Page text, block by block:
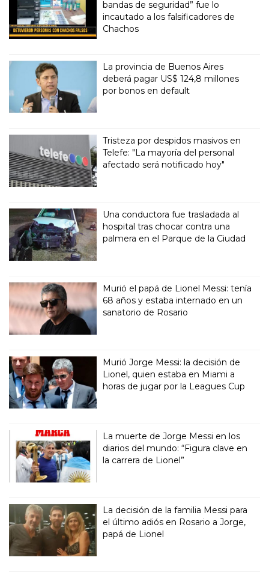
bandas de seguridad” fue lo
incautado a los falsificadores de
Chachos
La provincia de Buenos Aires
deberá pagar US$ 124,8 millones
por bonos en default
Tristeza por despidos masivos en
Telefe: "La mayoría del personal
afectado será notificado hoy"
Una conductora fue trasladada al
hospital tras chocar contra una
palmera en el Parque de la Ciudad
Murió el papá de Lionel Messi: tenía
68 años y estaba internado en un
sanatorio de Rosario
Murió Jorge Messi: la decisión de
Lionel, quien estaba en Miami a
horas de jugar por la Leagues Cup
La muerte de Jorge Messi en los
diarios del mundo: “Figura clave en
la carrera de Lionel”
La decisión de la familia Messi para
el último adiós en Rosario a Jorge,
papá de Lionel